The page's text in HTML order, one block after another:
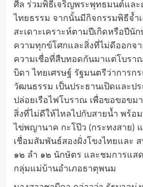
ศีล ร่วมพิธีเจริญพระพุทธมนต์และ
ไทยธรรม จากนั้นมีกิจกรรมพิธีจ้ำ
สะเดาะเคราะห์ตามปีเกิดหรือปีนัก
ความทุกข์โศกและสิ่งที่ไม่ดีออกจ
ความเชื่อที่สืบทอดกันมาแต่โบรา
บิดา ไทยเศรษฐ์ รัฐมนตรีว่าการกร
วัฒนธรรม เป็นประธานเปิดและป
ปล่อยเรือไฟโบราณ เพื่อขอขอขม
สิ่งที่ไม่ดีให้ไหลไปกับสายน้ำ พร้อ
ไข่พญานาค กะโป๊ว (กระทงสาย)
เชื่อมสัมพันธ์สองฝั่งโขงไทยและ
๑๒ ลำ ๑๒ นักษัตร และชมการแส
กลุ่มแม่บ้านอำเภอธาตุพนม